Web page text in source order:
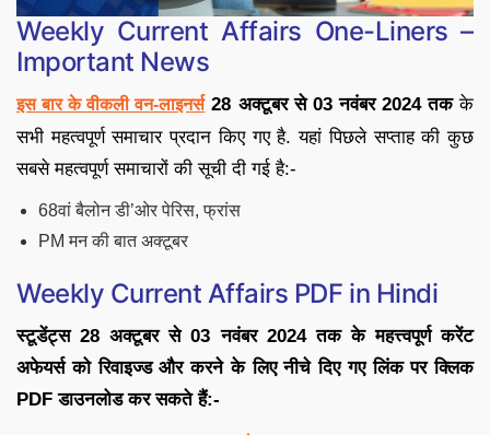
Weekly Current Affairs One-Liners –
Important News
इस बार के वीकली वन-लाइनर्स 28 अक्टूबर से 03 नवंबर 2024 तकके
सभी महत्वपूर्ण समाचार प्रदान किए गए है. यहां पिछले सप्ताह की कुछ
सबसे महत्वपूर्ण समाचारों की सूची दी गई है:-
68वां बैलोन डी’ओर पेरिस, फ्रांस
PM मन की बात अक्टूबर
Weekly Current Affairs PDF in Hindi
स्टूडेंट्स 28 अक्टूबर से 03 नवंबर 2024 तक के महत्त्वपूर्ण करेंट
अफेयर्स को रिवाइज्ड और करने के लिए नीचे दिए गए लिंक पर क्लिक
PDF डाउनलोड कर सकते हैं:-